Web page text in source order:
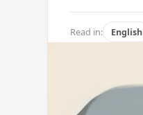
Read in: English